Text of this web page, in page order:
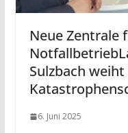
Neue Zentrale
Sulzbach
6. Juni 2025